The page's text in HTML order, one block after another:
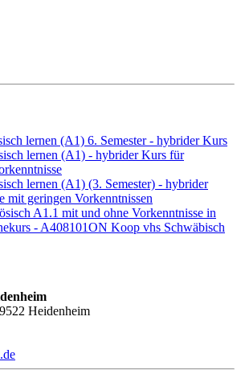
lernen (A1) 6. Semester - hybrider Kurs
lernen (A1) - hybrider Kurs für
lernen (A1) (3. Semester) - hybrider
mit geringen Vorkenntnissen
A1.1 mit und ohne Vorkenntnisse in
- A408101ON Koop vhs Schwäbisch
Heidenheim